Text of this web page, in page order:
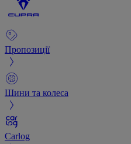
Пропозиції
Шини та колеса
Carlog